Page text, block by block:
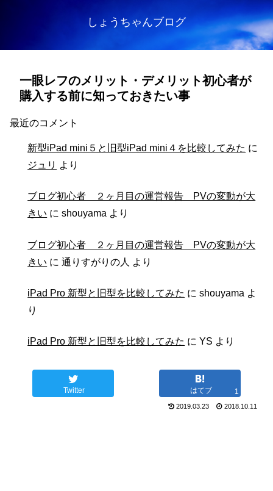
しょうちゃんブログ
一眼レフのメリット・デメリット初心者が
購入する前に知っておきたい事
最近のコメント
新型iPad mini５と旧型iPad mini４を比較してみた に
ジュリ より
ブログ初心者 ２ヶ月目の運営報告 PVの変動が大
きい にshouyama より
ブログ初心者 ２ヶ月目の運営報告 PVの変動が大
きい に通りすがりの人 より
iPad Pro 新型と旧型を比較してみた にshouyama よ
り
iPad Pro 新型と旧型を比較してみた にYS より
Twitter はてブ 1
2019.03.23 2018.10.11